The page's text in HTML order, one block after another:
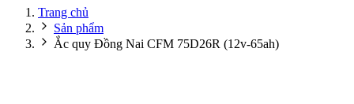
Trang chủ
Sản phẩm
Ắc quy Đồng Nai CFM 75D26R (12v-65ah)